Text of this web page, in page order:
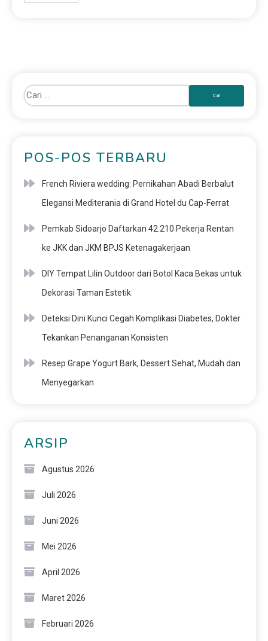
POS-POS TERBARU
French Riviera wedding: Pernikahan Abadi Berbalut
Elegansi Mediterania di Grand Hotel du Cap-Ferrat
Pemkab Sidoarjo Daftarkan 42.210 Pekerja Rentan
ke JKK dan JKM BPJS Ketenagakerjaan
DIY Tempat Lilin Outdoor dari Botol Kaca Bekas untuk
Dekorasi Taman Estetik
Deteksi Dini Kunci Cegah Komplikasi Diabetes, Dokter
Tekankan Penanganan Konsisten
Resep Grape Yogurt Bark, Dessert Sehat, Mudah dan
Menyegarkan
ARSIP
Agustus 2026
Juli 2026
Juni 2026
Mei 2026
April 2026
Maret 2026
Februari 2026